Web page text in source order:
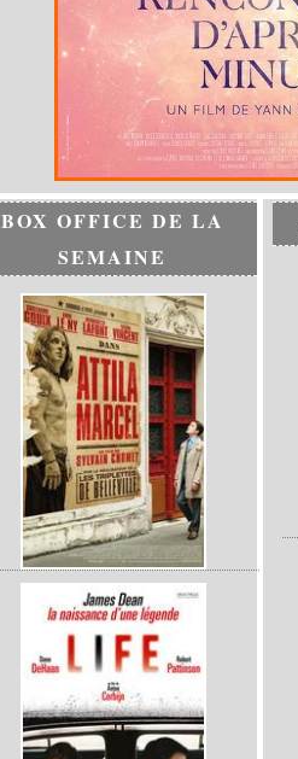
BOX OFFICE DE LA
SEMAINE